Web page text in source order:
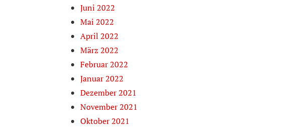
Juni 2022
Mai 2022
April 2022
März 2022
Februar 2022
Januar 2022
Dezember 2021
November 2021
Oktober 2021